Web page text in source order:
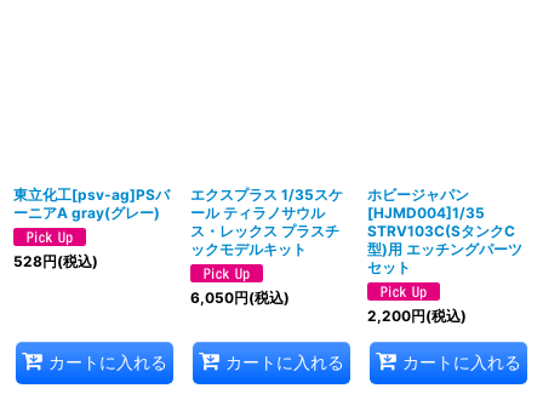
東立化工[psv-ag]PSバ
ーニアA gray(グレー)
528円(税込)
カートに入れる
エクスプラス 1/35スケ
ール ティラノサウル
ス・レックス プラスチ
ックモデルキット
6,050円(税込)
カートに入れる
ホビージャパン
[HJMD004]1/35
STRV103C(SタンクC
型)用 エッチングパーツ
セット
2,200円(税込)
カートに入れる